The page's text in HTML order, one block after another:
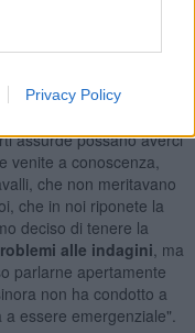
Privacy Policy
-, che facciamo del
missione, una
giustizia,
assurde possano averci
venite a conoscenza,
che non meritavano
che in noi riponete la
deciso di tenere la
alle indagini , ma
parlarne apertamente
non ha condotto a
essere emergenziale".